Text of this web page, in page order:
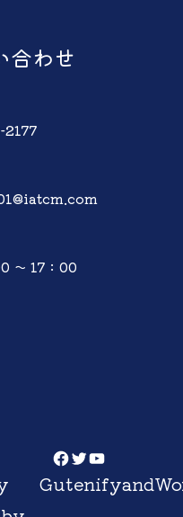
合わせ
～ 17：00
Facebook
Twitter
YouTube
Gutenifyand